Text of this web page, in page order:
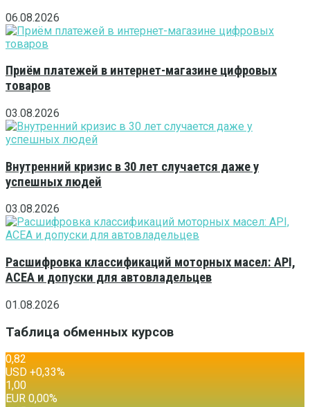
06.08.2026
Приём платежей в интернет-магазине цифровых
товаров
03.08.2026
Внутренний кризис в 30 лет случается даже у
успешных людей
03.08.2026
Расшифровка классификаций моторных масел: API,
ACEA и допуски для автовладельцев
01.08.2026
Таблица обменных курсов
0,82
USD +0,33%
1,00
EUR 0,00%